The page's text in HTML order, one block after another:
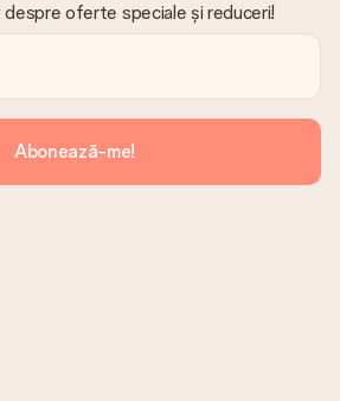
despre oferte speciale și reduceri!
Abonează-me!